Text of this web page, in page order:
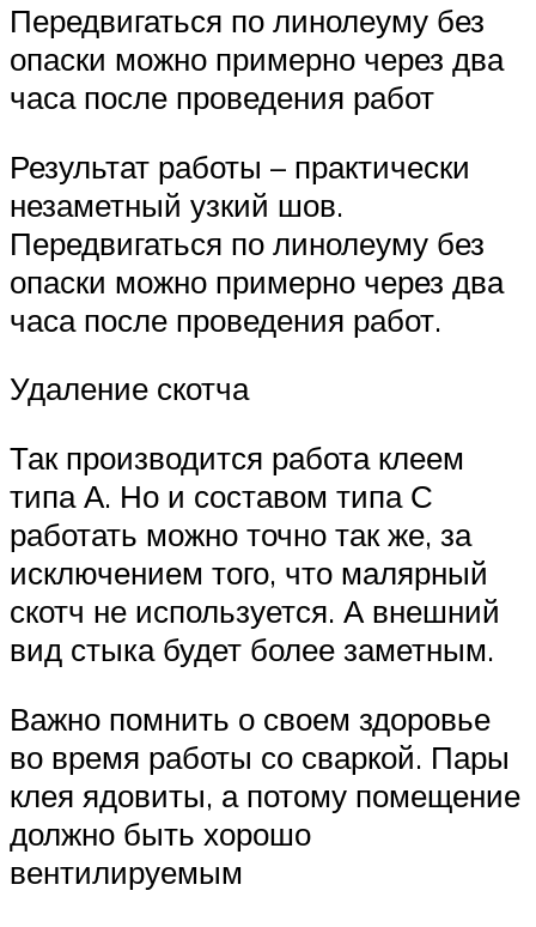
Передвигаться по линолеуму без
опаски можно примерно через два
часа после проведения работ
Результат работы – практически
незаметный узкий шов.
Передвигаться по линолеуму без
опаски можно примерно через два
часа после проведения работ.
Удаление скотча
Так производится работа клеем
типа А. Но и составом типа С
работать можно точно так же, за
исключением того, что малярный
скотч не используется. А внешний
вид стыка будет более заметным.
Важно помнить о своем здоровье
во время работы со сваркой. Пары
клея ядовиты, а потому помещение
должно быть хорошо
вентилируемым